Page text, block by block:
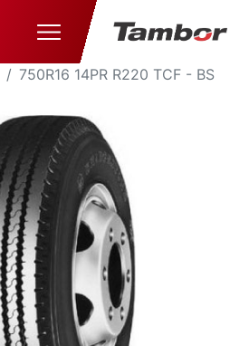
750R16 14PR R220 TCF - BS